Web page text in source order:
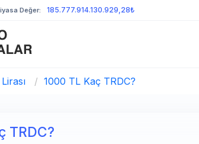
Değer: 185.777.914.130.929,28₺
/ 1000 TL Kaç TRDC?
TRDC?